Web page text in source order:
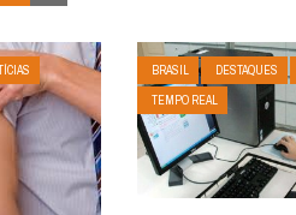
BRASIL DESTAQUES
TEMPO REAL